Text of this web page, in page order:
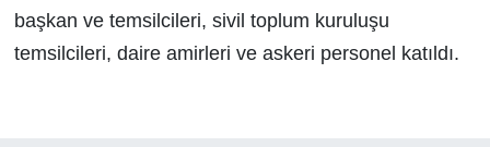
başkan ve temsilcileri, sivil toplum kuruluşu
temsilcileri, daire amirleri ve askeri personel katıldı.